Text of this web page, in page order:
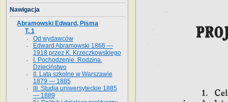
Nawigacja
Abramowski Edward, Pisma
T. 1
Od wydawców
Edward Abramowski 1866 —
1918 przez K. Krzeczkowskiego
I. Pochodzenie. Rodzina.
Dzieciństwo
II. Lata szkolne w Warszawie
1879 — 1885
III. Studja uniwersyteckie 1885
— 1889